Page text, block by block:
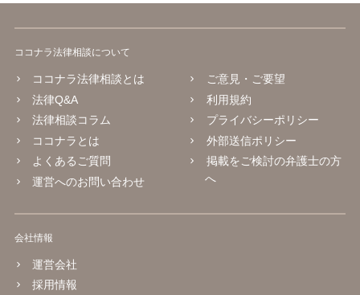
ココナラ法律相談について
ココナラ法律相談とは
法律Q&A
法律相談コラム
ココナラとは
よくあるご質問
運営へのお問い合わせ
ご意見・ご要望
利用規約
プライバシーポリシー
外部送信ポリシー
掲載をご検討の弁護士の方
へ
会社情報
運営会社
採用情報